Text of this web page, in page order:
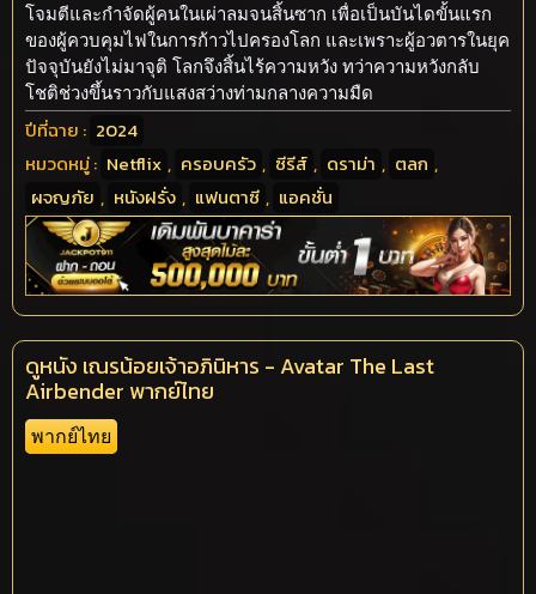
โจมตีและกำจัดผู้คนในเผ่าลมจนสิ้นซาก เพื่อเป็นบันไดขั้นแรก
ของผู้ควบคุมไฟในการก้าวไปครองโลก และเพราะผู้อวตารในยุค
ปัจจุบันยังไม่มาจุติ โลกจึงสิ้นไร้ความหวัง ทว่าความหวังกลับ
โชติช่วงขึ้นราวกับแสงสว่างท่ามกลางความมืด
ปีที่ฉาย : 2024
หมวดหมู่ : Netflix , ครอบครัว , ซีรีส์ , ดราม่า , ตลก ,
ผจญภัย , หนังฝรั่ง , แฟนตาซี , แอคชั่น
ดูหนัง เณรน้อยเจ้าอภินิหาร - Avatar The Last
Airbender พากย์ไทย
พากย์ไทย